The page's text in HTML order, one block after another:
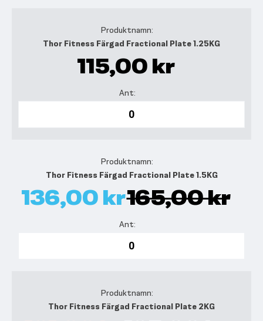
Thor Fitness Färgad Fractional Plate 1.25KG
115,00 kr
Thor Fitness Färgad Fractional Plate 1.5KG
136,00 kr165,00 kr
Thor Fitness Färgad Fractional Plate 2KG